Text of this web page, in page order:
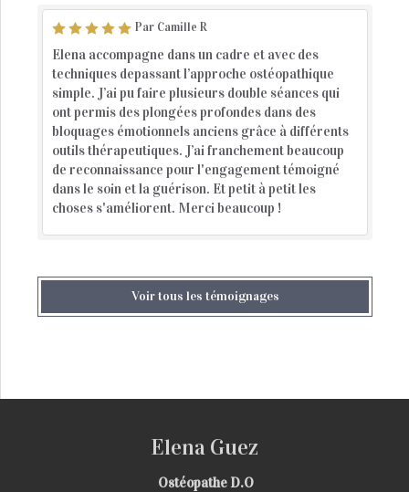
Par Camille R
Elena accompagne dans un cadre et avec des
techniques depassant l’approche ostéopathique
simple. J’ai pu faire plusieurs double séances qui
ont permis des plongées profondes dans des
bloquages émotionnels anciens grâce à différents
outils thérapeutiques. J’ai franchement beaucoup
de reconnaissance pour l'engagement témoigné
dans le soin et la guérison. Et petit à petit les
choses s'améliorent. Merci beaucoup !
Voir tous les témoignages
Elena Guez
Ostéopathe D.O